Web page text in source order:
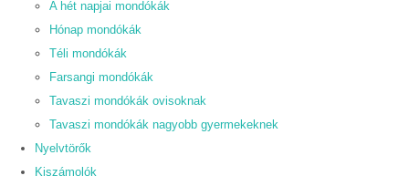
A hét napjai mondókák
Hónap mondókák
Téli mondókák
Farsangi mondókák
Tavaszi mondókák ovisoknak
Tavaszi mondókák nagyobb gyermekeknek
Nyelvtörők
Kiszámolók